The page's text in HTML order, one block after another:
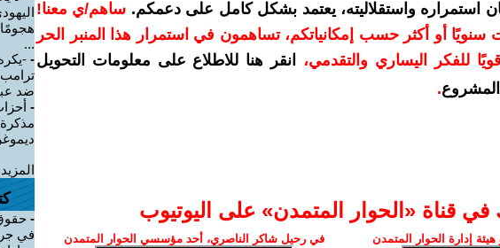
استمراره واستقلاليته، يعتمد بشكل كامل على دعمكم. ساهم/ي معنا!
10 دولارات سنويًا أو أكثر حسب إمكانياتكم، تساهمون في استمرار هذا المنبر الحر
للفكر اليساري والتقدمي،
انقر هنا للاطلاع على معلومات التحويل
.
في قناة ‫«الحوار المتمدن» على اليوتيوب
إدارة الحوار المتمدن في رحيل شاكر الناصري، أحد مؤسسي الحوار المتمدن
...
-
-
ضد
-
-
في